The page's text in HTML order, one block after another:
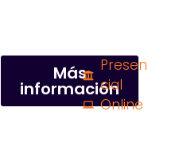
Más
información
Presen
cial
Online